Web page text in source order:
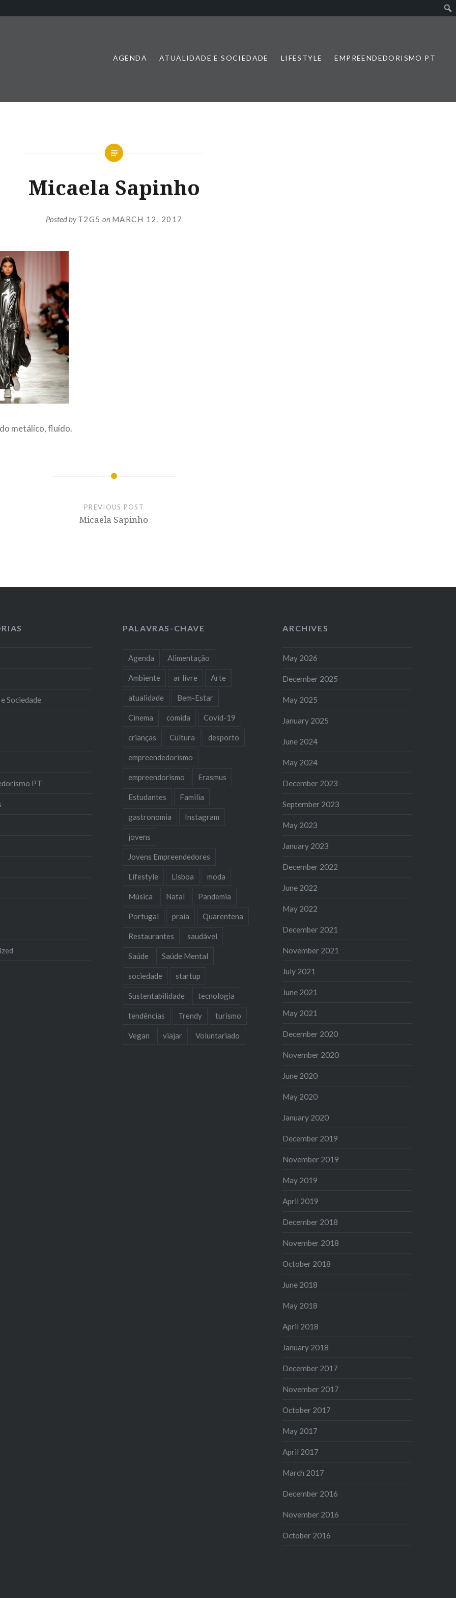
AGENDA ATUALIDADE E SOCIEDADE LIFESTYLE EMPREENDEDORISMO PT
Micaela Sapinho
Posted byT2G5 on MARCH 12, 2017
metálico, fluído.
PREVIOUS POST
Micaela Sapinho
Sociedade
PT
PALAVRAS-CHAVE
Agenda Alimentação
Ambiente ar livre Arte
atualidade Bem-Estar
Cinema comida Covid-19
crianças Cultura desporto
empreendedorismo
empreendorismo Erasmus
Estudantes Familia
gastronomia Instagram
jovens
Jovens Empreendedores
Lifestyle Lisboa moda
Música Natal Pandemia
Portugal praia Quarentena
Restaurantes saudável
Saúde Saúde Mental
sociedade startup
Sustentabilidade tecnologia
tendências Trendy turismo
Vegan viajar Voluntariado
ARCHIVES
May 2026
December 2025
May 2025
January 2025
June 2024
May 2024
December 2023
September 2023
May 2023
January 2023
December 2022
June 2022
May 2022
December 2021
November 2021
July 2021
June 2021
May 2021
December 2020
November 2020
June 2020
May 2020
January 2020
December 2019
November 2019
May 2019
April 2019
December 2018
November 2018
October 2018
June 2018
May 2018
April 2018
January 2018
December 2017
November 2017
October 2017
May 2017
April 2017
March 2017
December 2016
November 2016
October 2016